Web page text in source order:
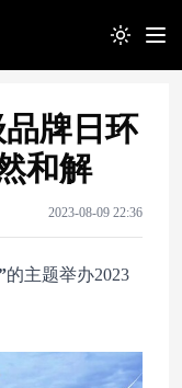
Toggle
牌日环
和解
2023-08-09 22:36
的主题举办2023